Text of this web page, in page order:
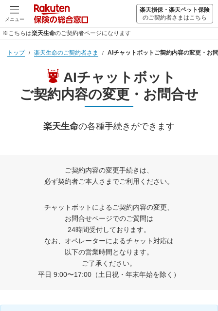
メニュー
楽天損保・楽天ペット保険
のご契約者さまはこちら
※こちらは楽天生命のご契約者ページになります
トップ 楽天生命のご契約者さま AIチャットボットご契約内容の変更・お
AIチャットボット
ご契約内容の変更・お問合せ
楽天生命の各種手続きができます
ご契約内容の変更手続きは、
必ず契約者ご本人さまでご利用ください。
チャットボットによるご契約内容の変更、
お問合せページでのご質問は
24時間受付しております。
なお、オペレーターによるチャット対応は
以下の営業時間となります。
ご了承ください。
平日 9:00〜17:00（土日祝・年末年始を除く）